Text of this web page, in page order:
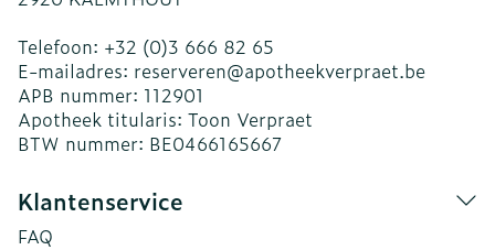
Telefoon: +32 (0)3 666 82 65
E-mailadres: reserveren@apotheekverpraet.be
APB nummer: 112901
Apotheek titularis: Toon Verpraet
BTW nummer: BE0466165667
Klantenservice
FAQ